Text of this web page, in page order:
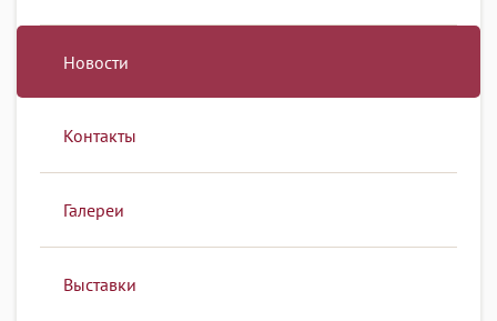
Новости
Контакты
Галереи
Выставки